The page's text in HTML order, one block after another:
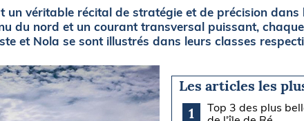
un véritable récital de stratégie et de précision dans
du nord et un courant transversal puissant,
et Nola se sont illustrés dans leurs classes
Les articles les
1
Top 3 des plus